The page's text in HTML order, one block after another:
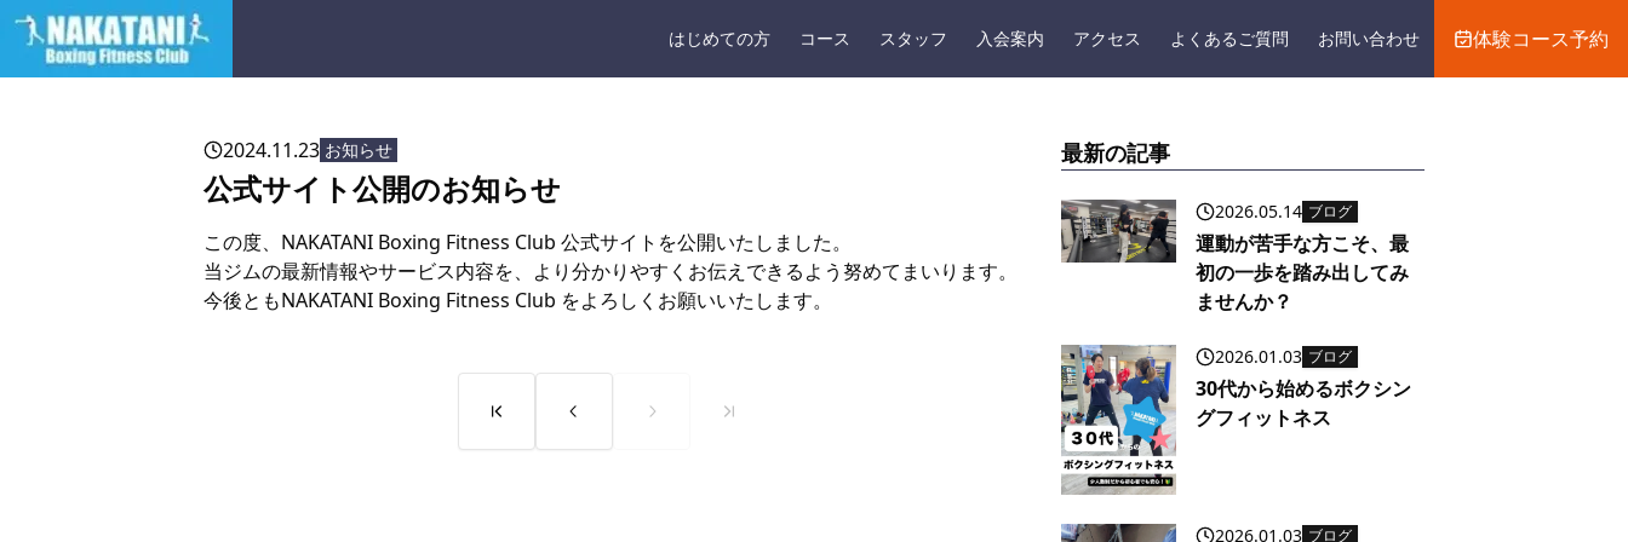
体験コース予約
はじめての方 コース スタッフ 入会案内 アクセス よくあるご質問 お問い合わせ
2024.11.23 お知らせ
公式サイト公開のお知らせ
この度、NAKATANI Boxing Fitness Club 公式サイトを公開いたしました。
当ジムの最新情報やサービス内容を、より分かりやすくお伝えできるよう努めてまいります。
今後ともNAKATANI Boxing Fitness Club をよろしくお願いいたします。
最新の記事
2026.05.14 ブログ
運動が苦手な方こそ、最
初の一歩を踏み出してみ
ませんか？
2026.01.03 ブログ
30代から始めるボクシン
グフィットネス
2026.01.03 ブログ